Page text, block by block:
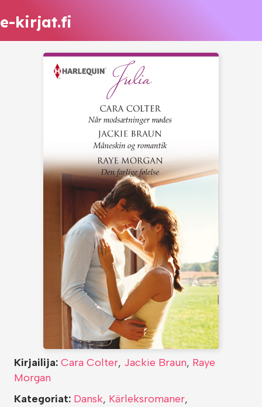
e-kirjat.fi
Kirjailija: Cara Colter, Jackie Braun, Raye
Morgan
Kategoriat: Dansk, Kärleksromaner,